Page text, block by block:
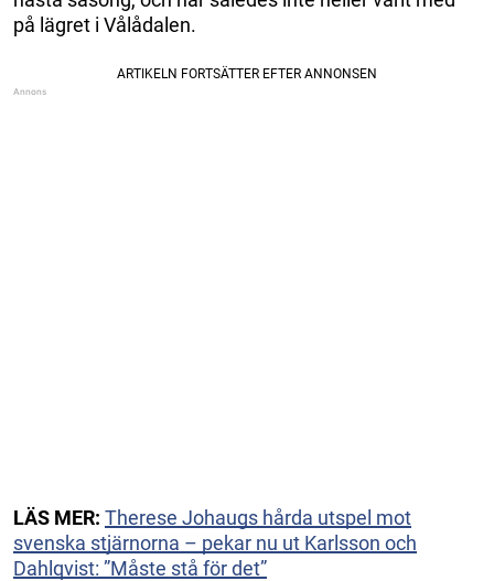
på lägret i Vålådalen.
LÄS MER: Therese Johaugs hårda utspel mot
svenska stjärnorna – pekar nu ut Karlsson och
Dahlqvist: ”Måste stå för det”